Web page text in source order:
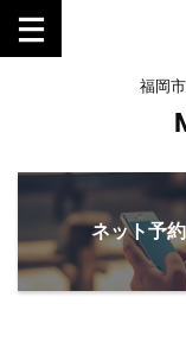
福岡
ネット予約